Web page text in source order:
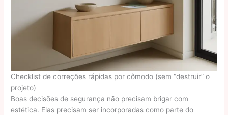
Checklist de correções rápidas por cômodo (sem “destruir” o
projeto)
Boas decisões de segurança não precisam brigar com
estética. Elas precisam ser incorporadas como parte do